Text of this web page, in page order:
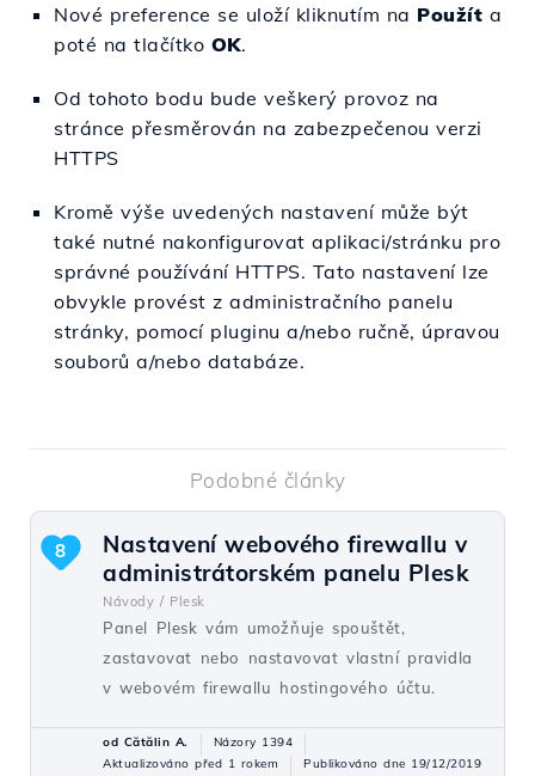
Nové preference se uloží kliknutím na Použít a
poté na tlačítko OK.
Od tohoto bodu bude veškerý provoz na
stránce přesměrován na zabezpečenou verzi
HTTPS
Kromě výše uvedených nastavení může být
také nutné nakonfigurovat aplikaci/stránku pro
správné používání HTTPS. Tato nastavení lze
obvykle provést z administračního panelu
stránky, pomocí pluginu a/nebo ručně, úpravou
souborů a/nebo databáze.
Podobné články
Nastavení webového firewallu v
administrátorském panelu Plesk
Návody / Plesk
Panel Plesk vám umožňuje spouštět,
zastavovat nebo nastavovat vlastní pravidla
v webovém firewallu hostingového účtu.
8
od Cătălin A.
Názory 1394
Aktualizováno před 1 rokem
Publikováno dne 19/12/2019